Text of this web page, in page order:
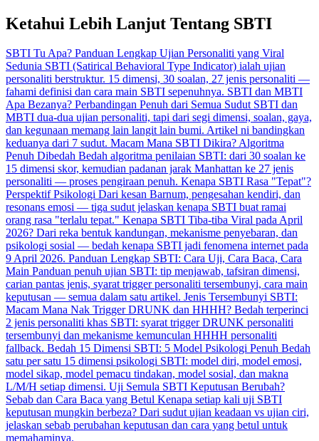
Ketahui Lebih Lanjut Tentang SBTI
SBTI Tu Apa? Panduan Lengkap Ujian Personaliti yang Viral
Sedunia SBTI (Satirical Behavioral Type Indicator) ialah ujian
personaliti berstruktur. 15 dimensi, 30 soalan, 27 jenis personaliti —
fahami definisi dan cara main SBTI sepenuhnya. SBTI dan MBTI
Apa Bezanya? Perbandingan Penuh dari Semua Sudut SBTI dan
MBTI dua-dua ujian personaliti, tapi dari segi dimensi, soalan, gaya,
dan kegunaan memang lain langit lain bumi. Artikel ni bandingkan
keduanya dari 7 sudut. Macam Mana SBTI Dikira? Algoritma
Penuh Dibedah Bedah algoritma penilaian SBTI: dari 30 soalan ke
15 dimensi skor, kemudian padanan jarak Manhattan ke 27 jenis
personaliti — proses pengiraan penuh. Kenapa SBTI Rasa "Tepat"?
Perspektif Psikologi Dari kesan Barnum, pengesahan kendiri, dan
resonans emosi — tiga sudut jelaskan kenapa SBTI buat ramai
orang rasa "terlalu tepat." Kenapa SBTI Tiba-tiba Viral pada April
2026? Dari reka bentuk kandungan, mekanisme penyebaran, dan
psikologi sosial — bedah kenapa SBTI jadi fenomena internet pada
9 April 2026. Panduan Lengkap SBTI: Cara Uji, Cara Baca, Cara
Main Panduan penuh ujian SBTI: tip menjawab, tafsiran dimensi,
carian pantas jenis, syarat trigger personaliti tersembunyi, cara main
keputusan — semua dalam satu artikel. Jenis Tersembunyi SBTI:
Macam Mana Nak Trigger DRUNK dan HHHH? Bedah terperinci
2 jenis personaliti khas SBTI: syarat trigger DRUNK personaliti
tersembunyi dan mekanisme kemunculan HHHH personaliti
fallback. Bedah 15 Dimensi SBTI: 5 Model Psikologi Penuh Bedah
satu per satu 15 dimensi psikologi SBTI: model diri, model emosi,
model sikap, model pemacu tindakan, model sosial, dan makna
L/M/H setiap dimensi. Uji Semula SBTI Keputusan Berubah?
Sebab dan Cara Baca yang Betul Kenapa setiap kali uji SBTI
keputusan mungkin berbeza? Dari sudut ujian keadaan vs ujian ciri,
jelaskan sebab perubahan keputusan dan cara yang betul untuk
memahaminya.